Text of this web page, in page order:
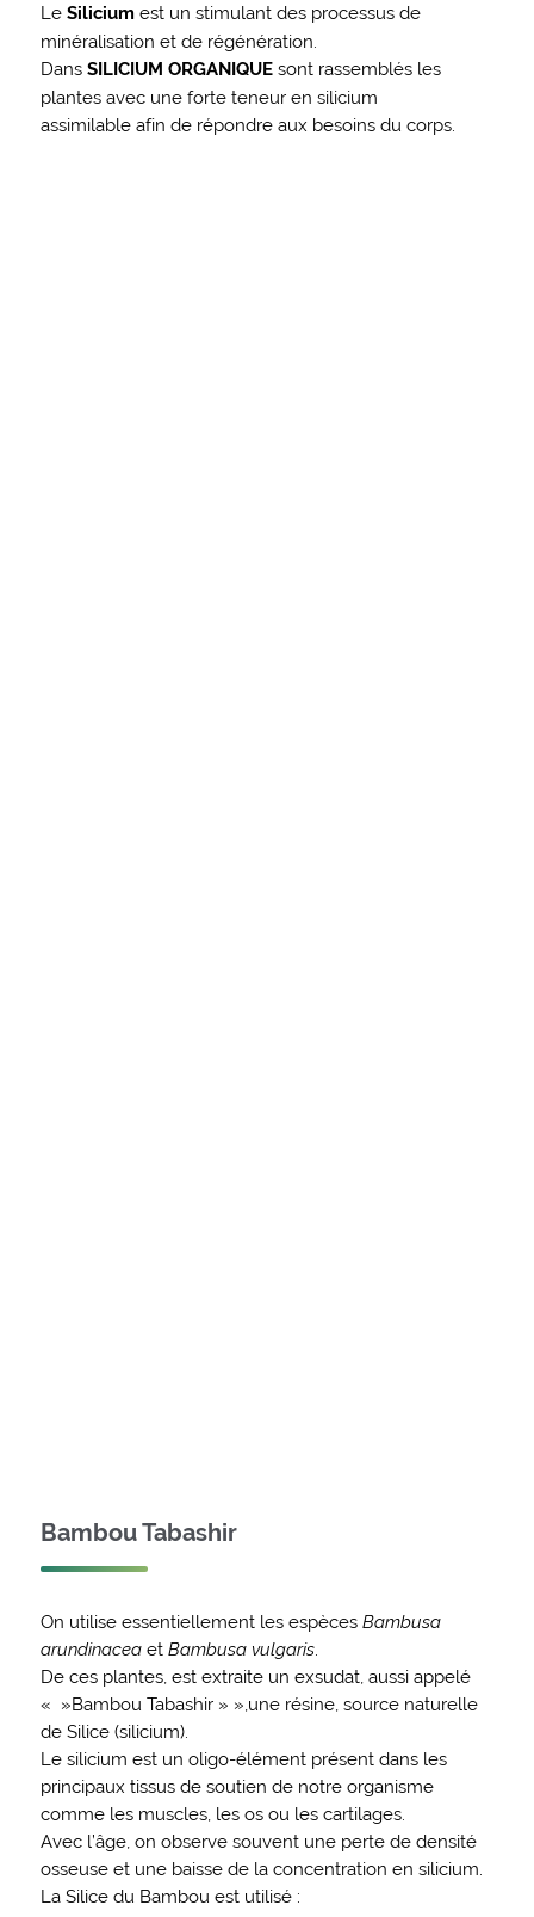
Le Siliciumest un stimulant des processus de
minéralisation et de régénération.
Dans SILICIUM ORGANIQUEsont rassemblés les
plantes avec une forte teneur en silicium
assimilable afin de répondre aux besoins du corps.
Bambou Tabashir
On utilise essentiellement les espèces Bambusa
arundinaceaet Bambusa vulgaris.
De ces plantes, est extraite un exsudat, aussi appelé
« »Bambou Tabashir » »,une résine, source naturelle
de Silice (silicium).
Le silicium est un oligo-élément présent dans les
principaux tissus de soutien de notre organisme
comme les muscles, les os ou les cartilages.
Avec l’âge, on observe souvent une perte de densité
osseuse et une baisse de la concentration en silicium.
La Silice du Bambou est utilisé :